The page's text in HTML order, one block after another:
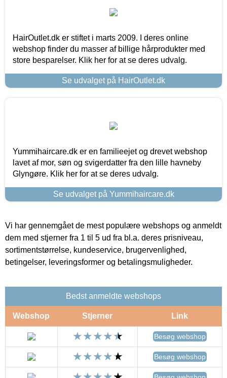
HairOutlet.dk er stiftet i marts 2009. I deres online
webshop finder du masser af billige hårprodukter med
store besparelser. Klik her for at se deres udvalg.
Se udvalget på HairOutlet.dk
Yummihaircare.dk er en familieejet og drevet webshop
lavet af mor, søn og svigerdatter fra den lille havneby
Glyngøre. Klik her for at se deres udvalg.
Se udvalget på Yummihaircare.dk
Vi har gennemgået de mest populære webshops og anmeldt
dem med stjerner fra 1 til 5 ud fra bl.a. deres prisniveau,
sortimentstørrelse, kundeservice, brugervenlighed,
betingelser, leveringsformer og betalingsmuligheder.
Bedst anmeldte webshops
Webshop Stjerner Link
Besøg webshop
Besøg webshop